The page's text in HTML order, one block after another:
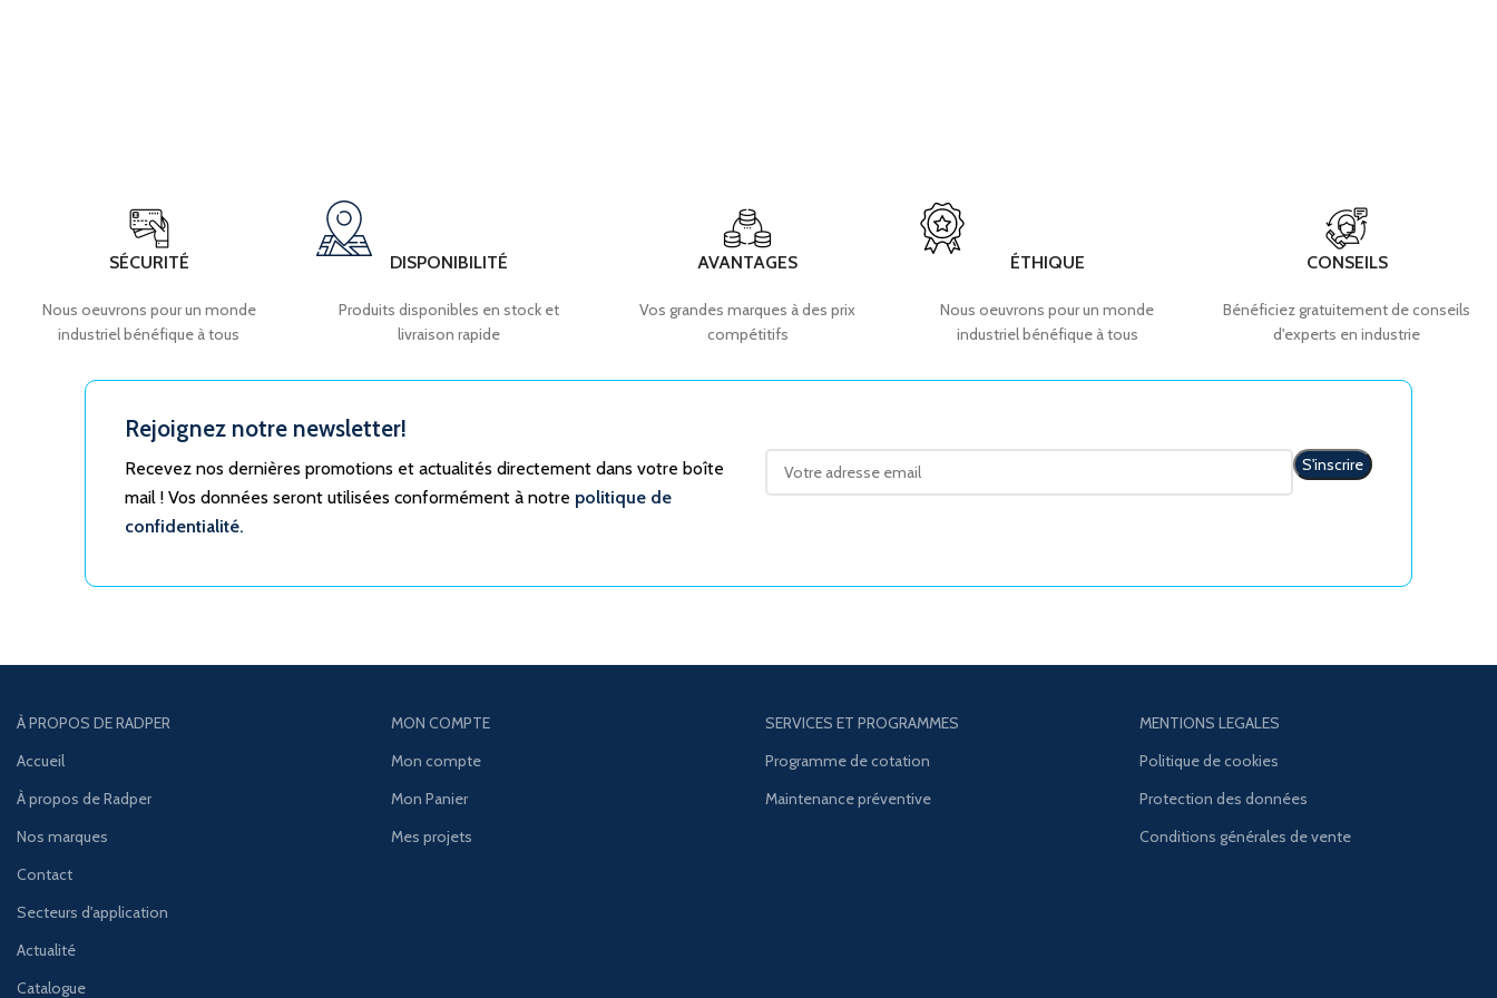
SÉCURITÉ
Nous oeuvrons pour un monde
industriel bénéfique à tous
DISPONIBILITÉ
Produits disponibles en stock et
livraison rapide
AVANTAGES
Vos grandes marques à des prix
compétitifs
ÉTHIQUE
Nous oeuvrons pour un monde
industriel bénéfique à tous
CONSEILS
Bénéficiez gratuitement de conseils
d'experts en industrie
Rejoignez notre newsletter!
Recevez nos dernières promotions et actualités directement dans votre boîte
mail ! Vos données seront utilisées conformément à notre politique de
confidentialité.
À PROPOS DE RADPER
Accueil
À propos de Radper
Nos marques
Contact
Secteurs d'application
Actualité
Catalogue
MON COMPTE
Mon compte
Mon Panier
Mes projets
SERVICES ET PROGRAMMES
Programme de cotation
Maintenance préventive
MENTIONS LEGALES
Politique de cookies
Protection des données
Conditions générales de vente